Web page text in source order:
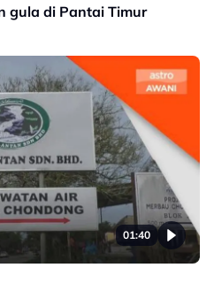
gula di Pantai Timur
01:40